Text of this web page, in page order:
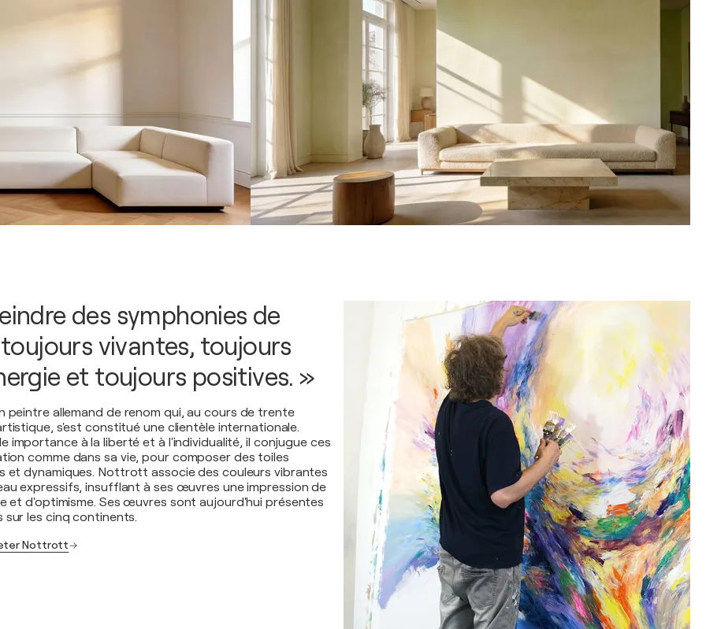
des symphonies de
vivantes, toujours
et toujours positives. »
allemand de renom qui, au cours de trente
s'est constitué une clientèle internationale.
importance à la liberté et à l'individualité, il conjugue ces
comme dans sa vie, pour composer des toiles
et dynamiques. Nottrott associe des couleurs vibrantes
expressifs, insufflant à ses œuvres une impression de
et d'optimisme. Ses œuvres sont aujourd'hui présentes
sur les cinq continents.
Nottrott